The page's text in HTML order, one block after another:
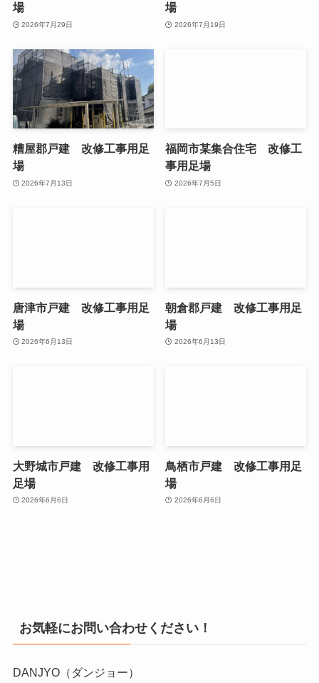
場
2026年7月29日
場
2026年7月19日
糟屋郡戸建 改修工事用足
場
2026年7月13日
福岡市某集合住宅 改修工
事用足場
2026年7月5日
唐津市戸建 改修工事用足
場
2026年6月13日
朝倉郡戸建 改修工事用足
場
2026年6月13日
大野城市戸建 改修工事用
足場
2026年6月6日
鳥栖市戸建 改修工事用足
場
2026年6月6日
お気軽にお問い合わせください！
DANJYO（ダンジョー）